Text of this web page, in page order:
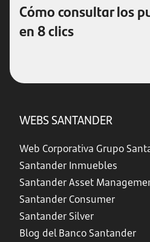
Cómo consultar los
en 8 clics
WEBS SANTANDER
Web Corporativa Grupo
Santander Inmuebles
Santander Asset
Santander Consumer
Santander Silver
Blog del Banco Santander